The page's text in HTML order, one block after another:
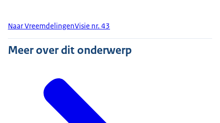
Naar VreemdelingenVisie nr. 43
Meer over dit onderwerp